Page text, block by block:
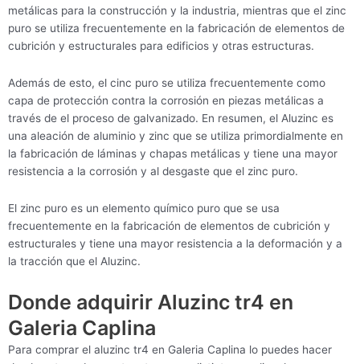
metálicas para la construcción y la industria, mientras que el zinc
puro se utiliza frecuentemente en la fabricación de elementos de
cubrición y estructurales para edificios y otras estructuras.
Además de esto, el cinc puro se utiliza frecuentemente como
capa de protección contra la corrosión en piezas metálicas a
través de el proceso de galvanizado. En resumen, el Aluzinc es
una aleación de aluminio y zinc que se utiliza primordialmente en
la fabricación de láminas y chapas metálicas y tiene una mayor
resistencia a la corrosión y al desgaste que el zinc puro.
El zinc puro es un elemento químico puro que se usa
frecuentemente en la fabricación de elementos de cubrición y
estructurales y tiene una mayor resistencia a la deformación y a
la tracción que el Aluzinc.
Donde adquirir Aluzinc tr4 en
Galeria Caplina
Para comprar el aluzinc tr4 en Galeria Caplina lo puedes hacer